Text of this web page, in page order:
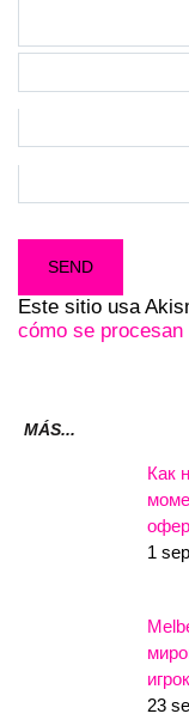
Este sitio usa
cómo se
MÁS...
Как
1
23